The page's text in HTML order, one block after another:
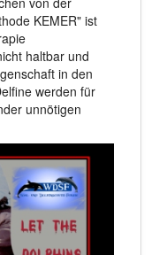
KEMER" ist
haltbar und
in den
werden für
unnötigen